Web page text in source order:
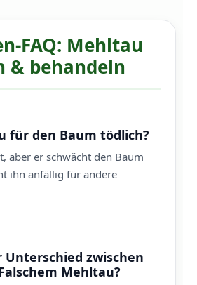
FAQ: Mehltau
& behandeln
für den Baum tödlich?
aber er schwächt den Baum
ihn anfällig für andere
Unterschied zwischen
Mehltau?